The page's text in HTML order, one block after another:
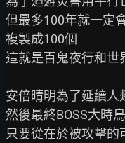
但最多100年就一定
複製成100個
這就是百鬼夜行和世
安倍晴明為了延續人
然後最終BOSS大時鳥
只要從在於被攻擊的